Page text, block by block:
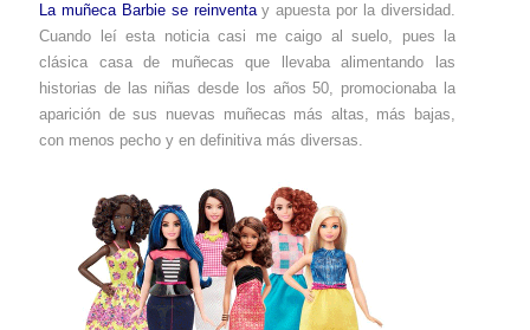
La muñeca Barbie se reinventay apuesta por la diversidad.
Cuando leí esta noticia casi me caigo al suelo, pues la
clásica casa de muñecas que llevaba alimentando las
historias de las niñas desde los años 50, promocionaba la
aparición de sus nuevas muñecas más altas, más bajas,
con menos pecho y en definitiva más diversas.